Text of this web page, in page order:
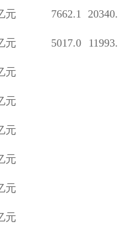
元 7662.1
元 5017.0
元
元
元
元
元
元